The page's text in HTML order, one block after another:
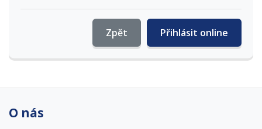
Přihlásit online
Zpět
O nás